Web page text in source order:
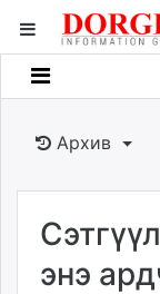
Мэдээллийн
Банк санхүү
Бизнес ААН
Төрийн
Нийслэлийн
Архив
энэ